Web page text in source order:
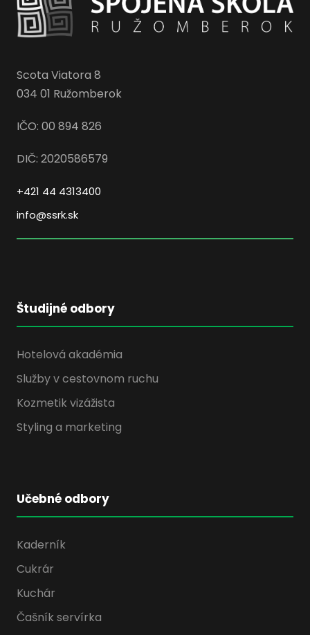
Scota Viatora 8
034 01 Ružomberok
IČO: 00 894 826
DIČ: 2020586579
+421 44 4313400
info@ssrk.sk
Študijné odbory
Hotelová akadémia
Služby v cestovnom ruchu
Kozmetik vizážista
Styling a marketing
Učebné odbory
Kaderník
Cukrár
Kuchár
Čašník servírka